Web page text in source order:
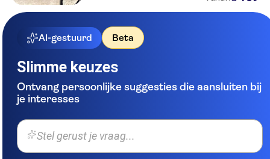
AI-gestuurd Beta
Slimme keuzes
Ontvang persoonlijke suggesties die aansluiten bij
je interesses
Stel gerust je vraag...